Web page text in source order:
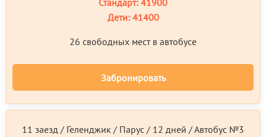
Стандарт: 41900
Дети:41400
26 свободных мест в автобусе
Забронировать
11 заезд / Геленджик / Парус / 12 дней / Автобус №3